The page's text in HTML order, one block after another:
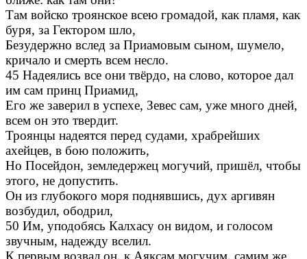
Там войско троянское всею громадой, как пламя, как
буря, за Гектором шло,
Безудержно вслед за Приамовым сыном, шумело,
кричало и смерть всем несло.
45 Надеялись все они твёрдо, на слово, которое дал
им сам принц Приамид,
Его же заверил в успехе, Зевес сам, уже много дней,
всем он это твердит.
Троянцы надеятся перед судами, храбрейших
ахейцев, в бою положить,
Но Посейдон, земледержец могучий, пришёл, чтобы
этого, не допустить.
Он из глубокого моря поднявшись, дух аргивян
возбудил, ободрил,
50 Им, уподобясь Калхасу он видом, и голосом
звучным, надежду вселил.
К первым возвал он, к Аяксам могучим, самим же